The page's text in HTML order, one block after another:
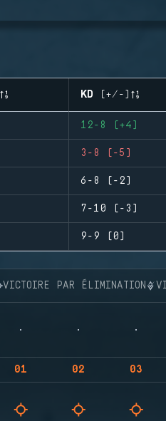
KD (+/-)
12-8 (+4)
3-8 (-5)
6-8 (-2)
7-10 (-3)
9-9 (0)
VICTOIRE PAR ÉLIMINATION
01 02 03